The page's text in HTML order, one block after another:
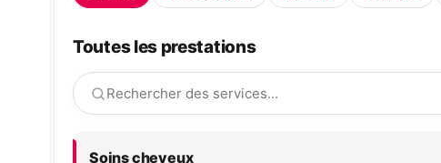
Toutes les prestations
Soins cheveux